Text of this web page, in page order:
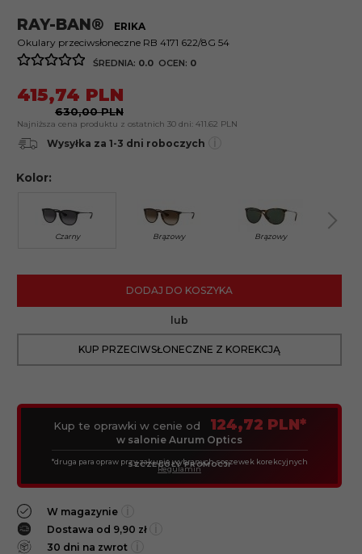
RAY-BAN®
ERIKA
Okulary przeciwsłoneczne RB 4171 622/8G 54
ŚREDNIA: 0.0 OCEN: 0
Kolor:
Czarny Brązowy Brązowy
Kup te oprawki w cenie od 124,72 PLN*
w salonie Aurum Optics
*druga para opraw przy zakupie wybranych soczewek korekcyjnych
SZCZEGÓŁY PROMOCJI
Regulamin
W magazynie
Dostawa od 9,90 zł
30 dni na zwrot
415,74 PLN
630,00 PLN
Najniższa cena produktu z ostatnich 30 dni: 411.62 PLN
Wysyłka za 1-3 dni roboczych
DODAJ DO KOSZYKA
lub
KUP PRZECIWSŁONECZNE Z KOREKCJĄ